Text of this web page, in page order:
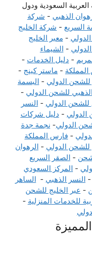
السعودية ودول
الذهبي - شركة
السريع - شركة الخليج
- معبر الخليج
- الشيماء
- دليل الخدمات -
المملكة - ماستر كينج -
للشحن الدولي - البسمة
للشحن الدولي -
للشحن الدولي - النسر
الدولي - دليل شركات
الدولي- نجمة جدة
- فارس المملكة
للشحن الدولي - الرهوان
- الصقر السريع
- المركز السعودي
- النسر الذهبي - الساهر
- عبر الخليج للشحن
للخدمات المنزلية -